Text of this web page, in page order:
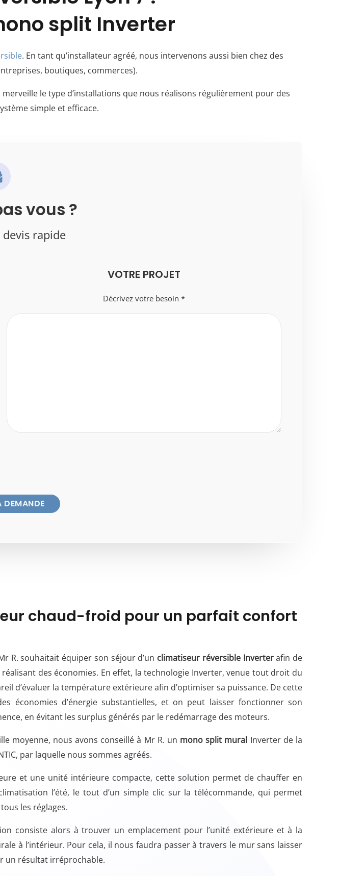
split Inverter
. En tant qu’installateur agréé, nous intervenons aussi bien chez des
boutiques, commerces).
merveille le type d’installations que nous réalisons régulièrement pour des
simple et efficace.
vous ?
rapide
VOTRE PROJET
Décrivez votre besoin *
chaud-froid pour un parfait confort
R. souhaitait équiper son séjour d’un climatiseur réversible Inverterafin de
des économies. En effet, la technologie Inverter, venue tout droit du
d’évaluer la température extérieure afin d’optimiser sa puissance. De cette
économies d’énergie substantielles, et on peut laisser fonctionner son
en évitant les surplus générés par le redémarrage des moteurs.
moyenne, nous avons conseillé à Mr R. un mono split mural Inverter de la
par laquelle nous sommes agréés.
et une unité intérieure compacte, cette solution permet de chauffer en
l’été, le tout d’un simple clic sur la télécommande, qui permet
les réglages.
consiste alors à trouver un emplacement pour l’unité extérieure et à la
à l’intérieur. Pour cela, il nous faudra passer à travers le mur sans laisser
un résultat irréprochable.